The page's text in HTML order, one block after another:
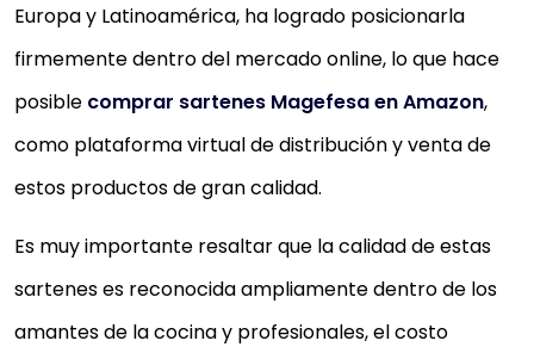
Europa y Latinoamérica, ha logrado posicionarla
firmemente dentro del mercado online, lo que hace
posible comprar sartenes Magefesa en Amazon,
como plataforma virtual de distribución y venta de
estos productos de gran calidad.
Es muy importante resaltar que la calidad de estas
sartenes es reconocida ampliamente dentro de los
amantes de la cocina y profesionales, el costo